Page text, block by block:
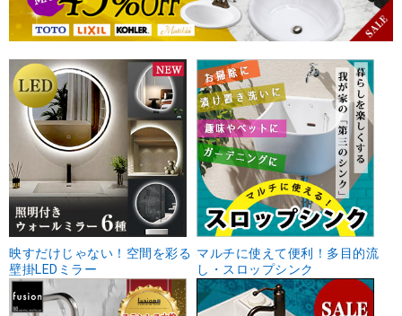
映すだけじゃない！空間を彩る
壁掛LEDミラー
マルチに使えて便利！多目的流
し・スロップシンク